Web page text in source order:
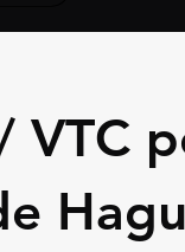
VTC